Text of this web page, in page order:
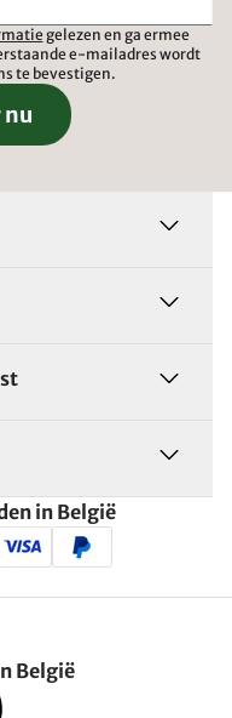
gelezen en ga ermee
e-mailadres wordt
te bevestigen.
nu
in België
België